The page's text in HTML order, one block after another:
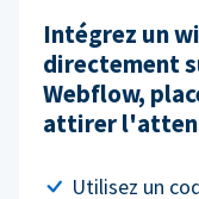
Intégrez un
directement
Webflow,
attirer
Utilisez un